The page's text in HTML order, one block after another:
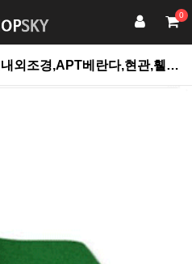
0
휄스장,옥상조경용,놀이방등여유공간 > 유아동/바닥재